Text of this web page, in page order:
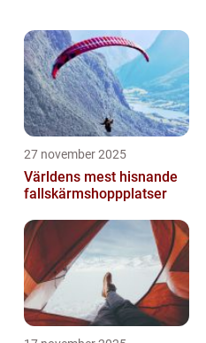
27 november 2025
Världens mest hisnande
fallskärmshoppplatser